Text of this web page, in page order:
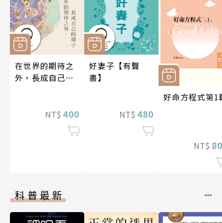
在世界的期待之
外，長成自己的
NT$ 400
好妻子【有聲
書】
NT$ 480
好命方程式第1
NT$
科普最新